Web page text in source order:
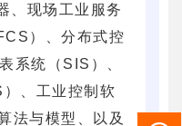
、现场工业服务
）、分布式控
系统（SIS）、
、工业控制软
法与模型、以及